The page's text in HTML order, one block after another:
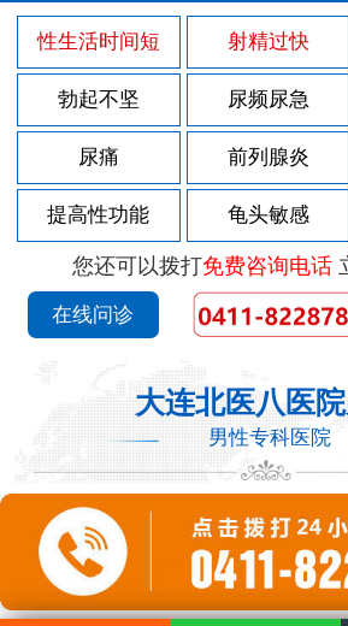
性生活时间短 射精过快
勃起不坚 尿频尿急
尿痛 前列腺炎
提高性功能 龟头敏感
您还可以拨打免费咨询电话
在线问诊
大连北医八医
男性专科医院